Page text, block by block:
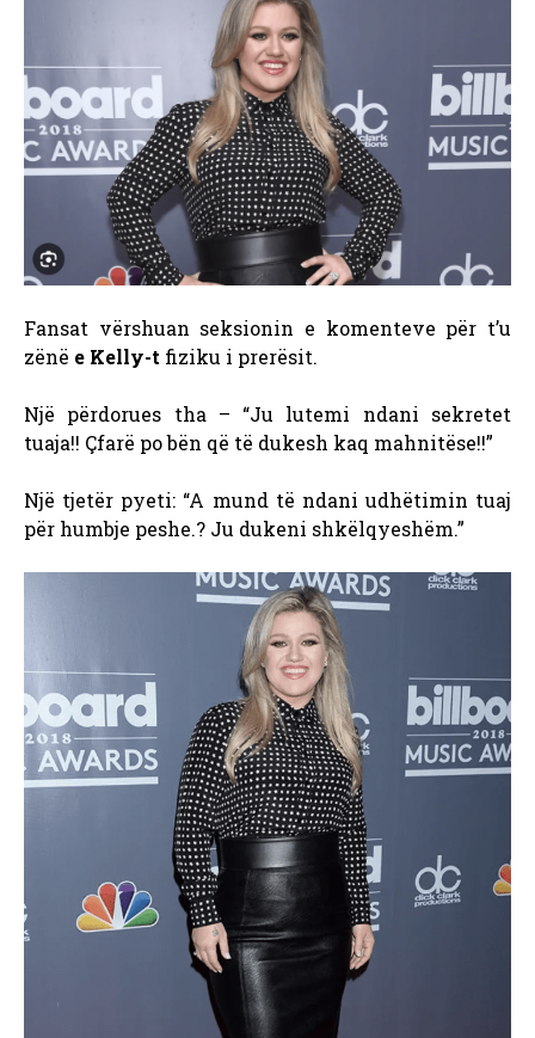
Fansat vërshuan seksionin e komenteve për t’u
zënë e Kelly-t fiziku i prerësit.
Një përdorues tha – “Ju lutemi ndani sekretet
tuaja!! Çfarë po bën që të dukesh kaq mahnitëse!!”
Një tjetër pyeti: “A mund të ndani udhëtimin tuaj
për humbje peshe.? Ju dukeni shkëlqyeshëm.”